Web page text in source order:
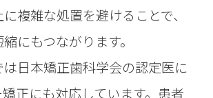
複雑な処置を避けることで、
にもつながります。
は日本矯正歯科学会の認定医に
正にも対応しています。患者